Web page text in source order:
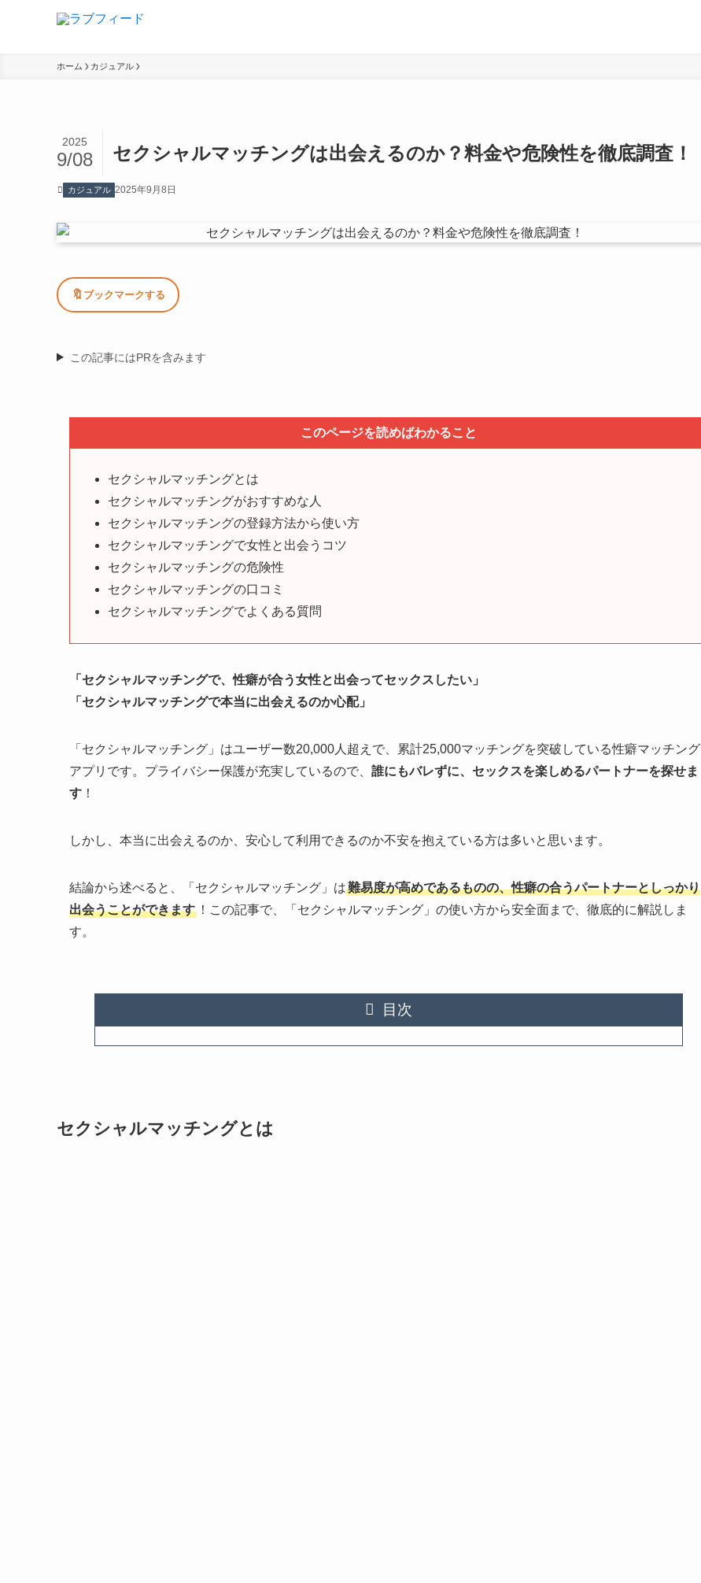
ホーム カジュアル
セクシャルマッチングは出会えるのか？料金や危険性を徹底調査！
2025
9/08
カジュアル 2025年9月8日
🔖 ブックマークする
この記事にはPRを含みます
このページを読めばわかること
セクシャルマッチングとは
セクシャルマッチングがおすすめな人
セクシャルマッチングの登録方法から使い方
セクシャルマッチングで女性と出会うコツ
セクシャルマッチングの危険性
セクシャルマッチングの口コミ
セクシャルマッチングでよくある質問
「セクシャルマッチングで、性癖が合う女性と出会ってセックスしたい」
「セクシャルマッチングで本当に出会えるのか心配」
「セクシャルマッチング」はユーザー数20,000人超えで、累計25,000マッチングを突破している性癖マッチング
アプリです。プライバシー保護が充実しているので、 誰にもバレずに、セックスを楽しめるパートナーを探せま
す ！
しかし、本当に出会えるのか、安心して利用できるのか不安を抱えている方は多いと思います。
結論から述べると、「セクシャルマッチング」は難易度が高めであるものの、性癖の合うパートナーとしっかり
出会うことができます ！この記事で、「セクシャルマッチング」の使い方から安全面まで、徹底的に解説しま
す。
目次
セクシャルマッチングとは